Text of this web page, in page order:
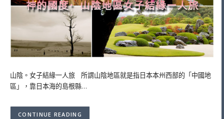
山陰。女子結緣一人旅 所謂山陰地區就是指日本本州西部的「中國地
區」，靠日本海的島根縣…
CONTINUE READING